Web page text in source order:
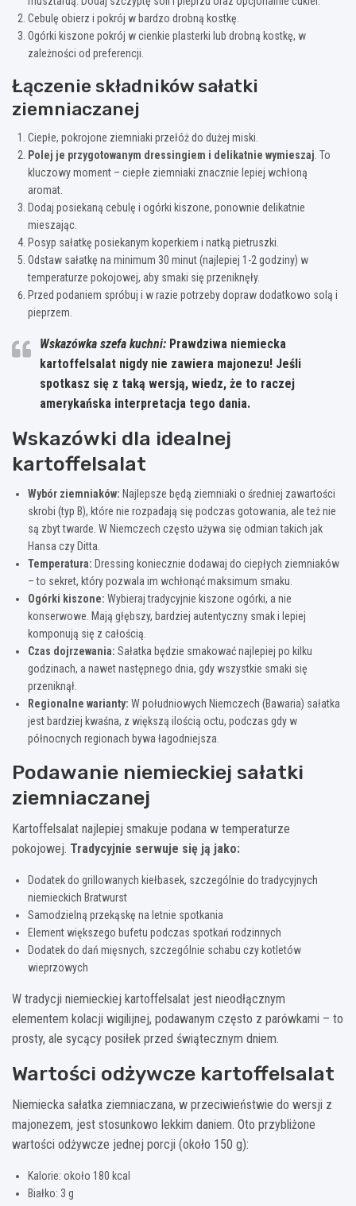
Cebulę obierz i pokrój w bardzo drobną kostkę.
Ogórki kiszone pokrój w cienkie plasterki lub drobną kostkę, w
zależności od preferencji.
Łączenie składników sałatki
ziemniaczanej
Ciepłe, pokrojone ziemniaki przełóż do dużej miski.
Polej je przygotowanym dressingiem i delikatnie wymieszaj . To
kluczowy moment – ciepłe ziemniaki znacznie lepiej wchłoną
aromat.
Dodaj posiekaną cebulę i ogórki kiszone, ponownie delikatnie
mieszając.
Posyp sałatkę posiekanym koperkiem i natką pietruszki.
Odstaw sałatkę na minimum 30 minut (najlepiej 1-2 godziny) w
temperaturze pokojowej, aby smaki się przeniknęły.
Przed podaniem spróbuj i w razie potrzeby dopraw dodatkowo solą i
pieprzem.
Wskazówka szefa kuchni: Prawdziwa niemiecka
kartoffelsalat nigdy nie zawiera majonezu! Jeśli
spotkasz się z taką wersją, wiedz, że to raczej
amerykańska interpretacja tego dania.
Wskazówki dla idealnej
kartoffelsalat
Wybór ziemniaków: Najlepsze będą ziemniaki o średniej zawartości
skrobi (typ B), które nie rozpadają się podczas gotowania, ale też nie
są zbyt twarde. W Niemczech często używa się odmian takich jak
Hansa czy Ditta.
Temperatura: Dressing koniecznie dodawaj do ciepłych ziemniaków
– to sekret, który pozwala im wchłonąć maksimum smaku.
Ogórki kiszone: Wybieraj tradycyjnie kiszone ogórki, a nie
konserwowe. Mają głębszy, bardziej autentyczny smak i lepiej
komponują się z całością.
Czas dojrzewania: Sałatka będzie smakować najlepiej po kilku
godzinach, a nawet następnego dnia, gdy wszystkie smaki się
przeniknął.
Regionalne warianty: W południowych Niemczech (Bawaria) sałatka
jest bardziej kwaśna, z większą ilością octu, podczas gdy w
północnych regionach bywa łagodniejsza.
Podawanie niemieckiej sałatki
ziemniaczanej
Kartoffelsalat najlepiej smakuje podana w temperaturze
pokojowej. Tradycyjnie serwuje się ją jako:
Dodatek do grillowanych kiełbasek, szczególnie do tradycyjnych
niemieckich Bratwurst
Samodzielną przekąskę na letnie spotkania
Element większego bufetu podczas spotkań rodzinnych
Dodatek do dań mięsnych, szczególnie schabu czy kotletów
wieprzowych
W tradycji niemieckiej kartoffelsalat jest nieodłącznym
elementem kolacji wigilijnej, podawanym często z parówkami – to
prosty, ale sycący posiłek przed świątecznym dniem.
Wartości odżywcze kartoffelsalat
Niemiecka sałatka ziemniaczana, w przeciwieństwie do wersji z
majonezem, jest stosunkowo lekkim daniem. Oto przybliżone
wartości odżywcze jednej porcji (około 150 g):
Kalorie: około 180 kcal
Białko: 3 g